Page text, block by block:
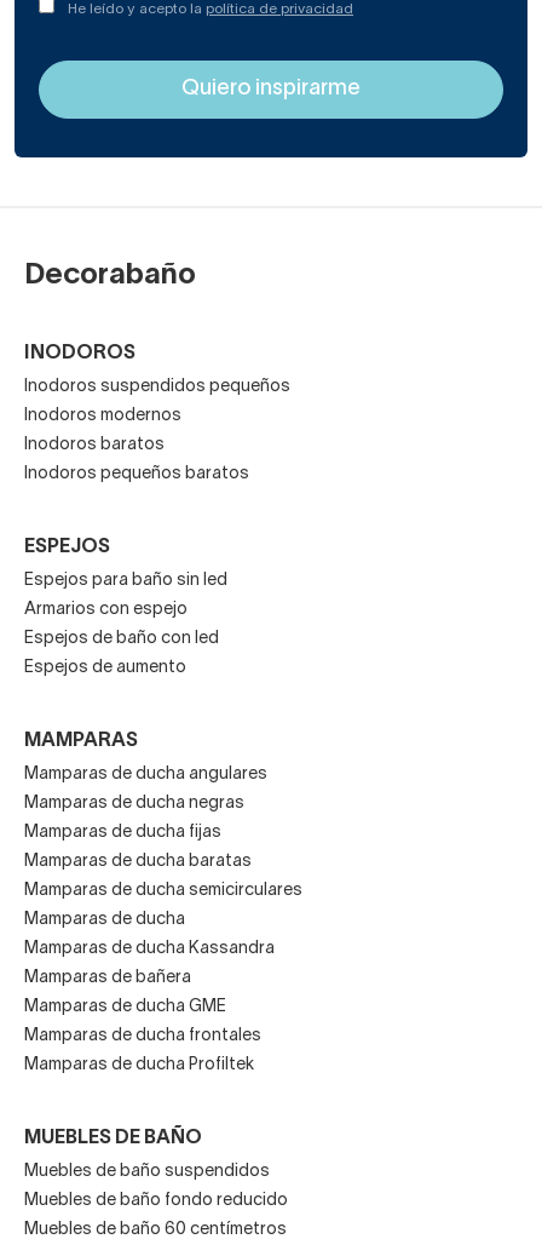
He leído y acepto la política de privacidad
Decorabaño
INODOROS
Inodoros suspendidos pequeños
Inodoros modernos
Inodoros baratos
Inodoros pequeños baratos
ESPEJOS
Espejos para baño sin led
Armarios con espejo
Espejos de baño con led
Espejos de aumento
MAMPARAS
Mamparas de ducha angulares
Mamparas de ducha negras
Mamparas de ducha fijas
Mamparas de ducha baratas
Mamparas de ducha semicirculares
Mamparas de ducha
Mamparas de ducha Kassandra
Mamparas de bañera
Mamparas de ducha GME
Mamparas de ducha frontales
Mamparas de ducha Profiltek
MUEBLES DE BAÑO
Muebles de baño suspendidos
Muebles de baño fondo reducido
Muebles de baño 60 centímetros